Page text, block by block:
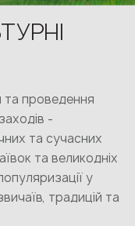
та проведення
-
та сучасних
та великодніх
у
традицій та